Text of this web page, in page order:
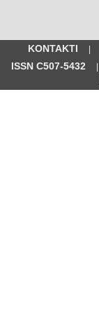
KONTAKTI |
ISSN C507-5432
|